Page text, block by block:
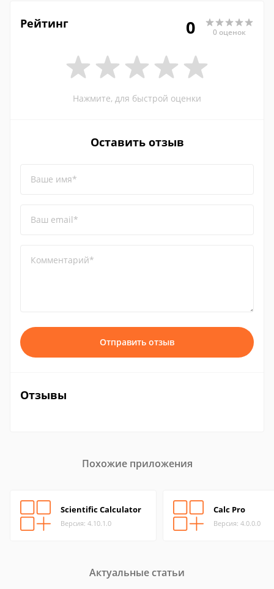
Рейтинг 0 0 оценок
Нажмите, для быстрой оценки
Оставить отзыв
Ваше имя*
Ваш email*
Комментарий*
Отправить отзыв
Отзывы
Похожие приложения
Scientific Calculator
Версия: 4.10.1.0
Calc Pro
Версия: 4.0.0.0
Актуальные статьи